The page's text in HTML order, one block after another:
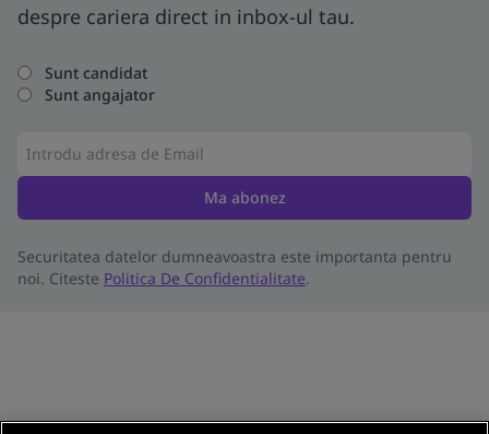
despre cariera direct in inbox-ul tau.
Sunt candidat
Sunt angajator
Ma abonez
Securitatea datelor dumneavoastra este importanta pentru
noi. Citeste Politica De Confidentialitate.